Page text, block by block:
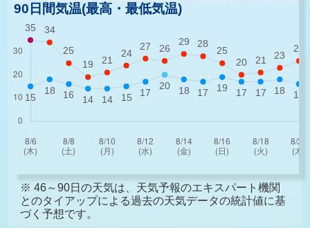
90日間気温(最高・最低気温)
※ 46～90日の天気は、天気予報のエキスパート機関
とのタイアップによる過去の天気データの統計値に基
づく予想です。